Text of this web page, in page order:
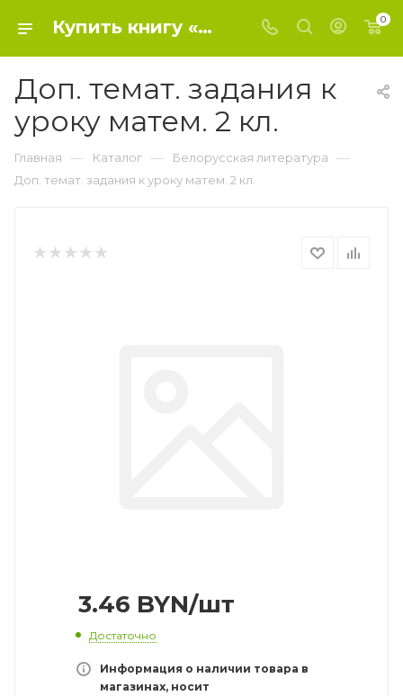
Купить книгу «Доп. темат. задания к уроку матем. 2 кл.» 0, Мавлютова Н.Р. - Белорусская литература 0
Доп. темат. задания к
уроку матем. 2 кл.
Главная — Каталог — Белорусская литература —
Доп. темат. задания к уроку матем. 2 кл.
3.46 BYN/шт
Достаточно
Информация о наличии товара в
магазинах, носит